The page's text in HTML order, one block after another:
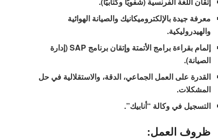
معرفة جيدة بالإلكتروميكانيك والصيانة الهوائية
والهيدروليكية.
إلمام بقراءة برامج الأتمتة وإتقان برنامج SAP (إدارة
الصيانة).
القدرة على العمل الجماعي، الدقة، والاستقلالية في حل
المشكلات.
التسجيل في وكالة “أنابيك”.
ظروف العمل: